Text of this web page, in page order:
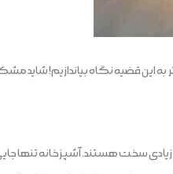
این قضیه نگاه بیاندازیم! شاید
سخت هستند. آشپزخانه تنها